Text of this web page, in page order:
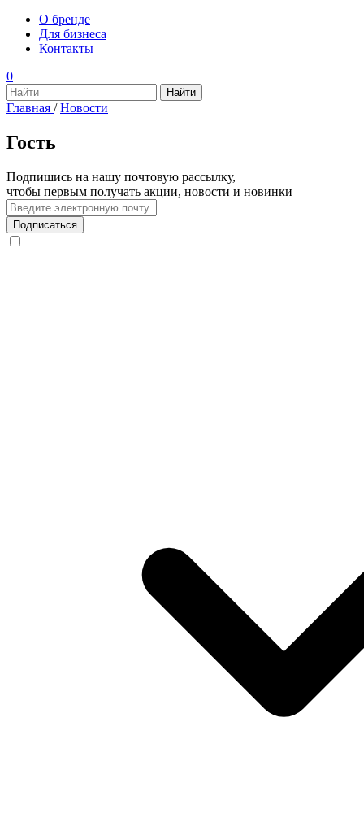
О бренде
Для бизнеса
Контакты
0
Главная / Новости
Гость
Подпишись на нашу почтовую рассылку,
чтобы первым получать акции, новости и новинки
Подписаться